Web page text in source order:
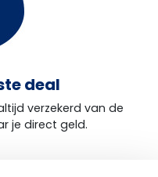
deal
verzekerd van de
je direct geld.